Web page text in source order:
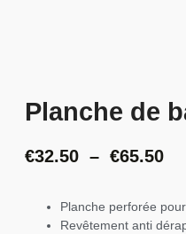
Planche de
€32.50 – €65.50
Planche perforée
Revêtement anti